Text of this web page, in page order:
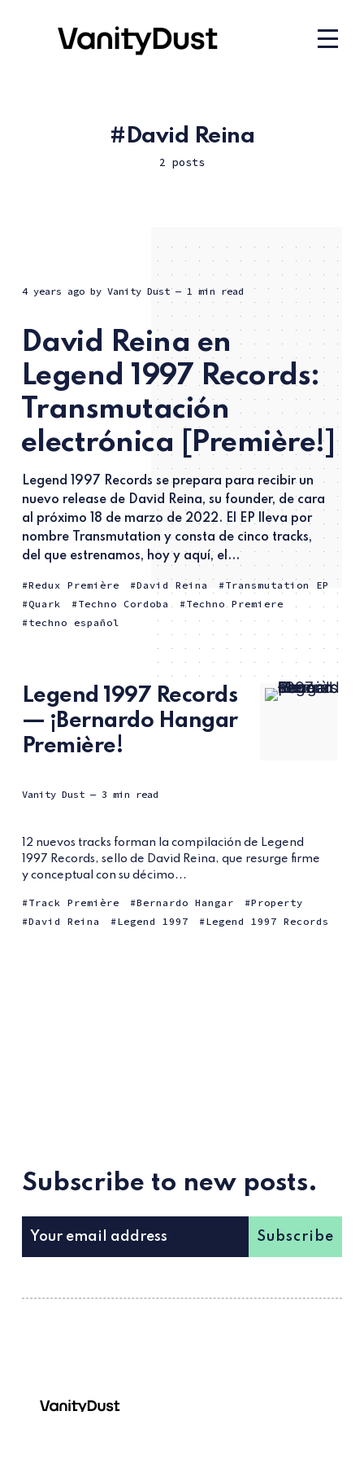
David Reina
2 posts
4 years agoby Vanity Dust — 1 min read
David Reina en
Legend 1997 Records:
Transmutación
electrónica [Première!]
Legend 1997 Records se prepara para recibir un
nuevo release de David Reina, su founder, de cara
al próximo 18 de marzo de 2022. El EP lleva por
nombre Transmutation y consta de cinco tracks,
del que estrenamos, hoy y aquí, el...
Redux Première David Reina
Transmutation EP
Quark
Techno Cordoba
Techno Premiere
techno español
Legend 1997 Records
— ¡Bernardo Hangar
Première!
Vanity Dust — 3 min read
12 nuevos tracks forman la compilación de Legend
1997 Records, sello de David Reina, que resurge firme
y conceptual con su décimo...
Track Première Bernardo Hangar
Property
David Reina
Legend 1997 Legend 1997 Records
Subscribe to new posts.
Subscribe